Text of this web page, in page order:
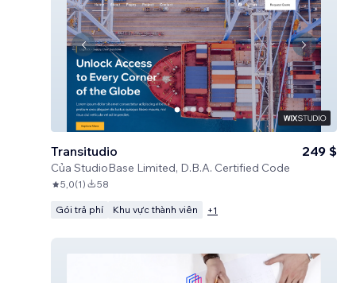
Transitudio
Của StudioBase Limited, D.B.A. Certified Code
249 $
5,0(1) 58
Gói trả phí Khu vực thành viên +1